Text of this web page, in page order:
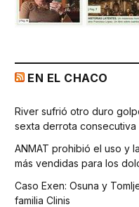
EN EL CHACO
River sufrió otro duro
sexta derrota consecutiva
ANMAT prohibió el uso y
más vendidas para los
Caso Exen: Osuna y
familia Clinis